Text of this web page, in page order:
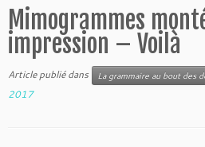
Mimogrammes
impression – Voilà
Article publié dans La grammaire au bout des
2017